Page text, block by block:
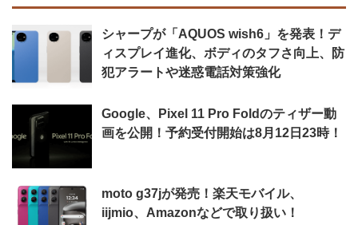
シャープが「AQUOS wish6」を発表！デ
ィスプレイ進化、ボディのタフさ向上、防
犯アラートや迷惑電話対策強化
Google、Pixel 11 Pro Foldのティザー動
画を公開！予約受付開始は8月12日23時！
moto g37jが発売！楽天モバイル、
iijmio、Amazonなどで取り扱い！